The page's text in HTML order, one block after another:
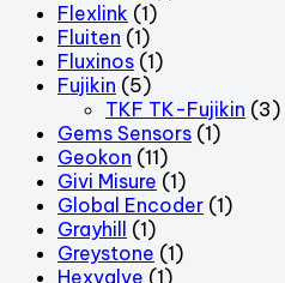
Flexlink (1)
Fluiten (1)
Fluxinos (1)
Fujikin (5)
TKF TK-Fujikin (3)
Gems Sensors (1)
Geokon (11)
Givi Misure (1)
Global Encoder (1)
Grayhill (1)
Greystone (1)
Hexvalve (1)